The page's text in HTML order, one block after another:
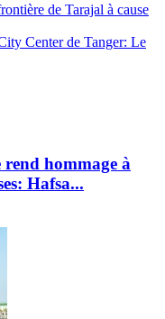
de Tarajal à cause
Center de Tanger: Le
rend hommage à
Hafsa...